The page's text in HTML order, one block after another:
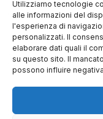
Utilizziamo tecnologie
alle informazioni del
l'esperienza di
personalizzati. Il
elaborare dati quali il
su questo sito. Il
possono influire